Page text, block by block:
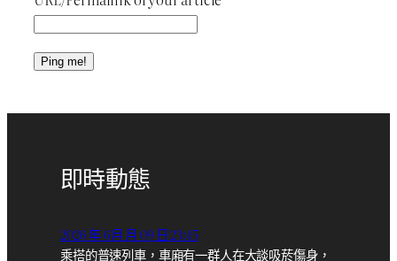
即時動態
2026 年 6月 月 09 日 23:45
乘搭的普速列車，車廂有一群人在大談吸菸傷身，